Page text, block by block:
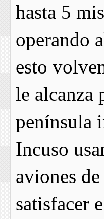
hasta 5
operando
esto
le alcanza
península
Incuso
aviones
satisfacer